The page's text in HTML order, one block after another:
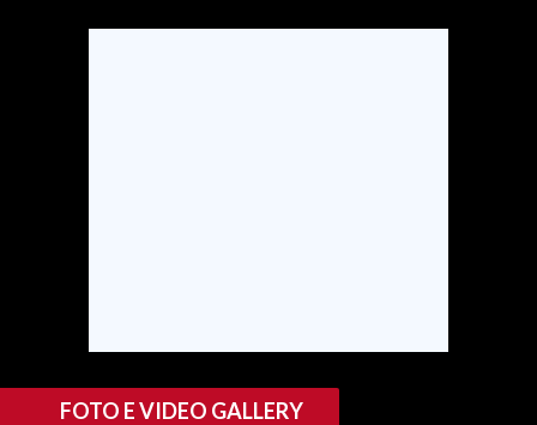
3 MINUTI CON
FOTO E VIDEO GALLERY